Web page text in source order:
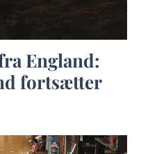
England:
fortsætter